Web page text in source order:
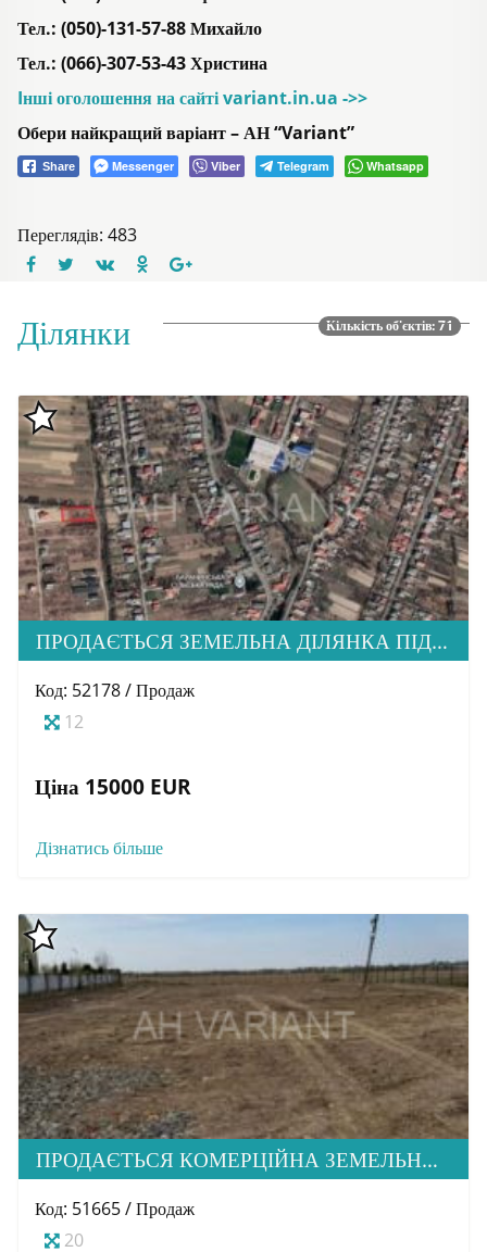
Тел.: (050)-131-57-88 Михайло
Тел.: (066)-307-53-43 Христина
Iнші оголошення на сайті variant.in.ua ->>
Обери найкращий варіант – АН “Variant”
Share Messenger Viber Telegram Whatsapp
Переглядів: 483
Ділянки Кількість об'єктів: 71
ПРОДАЄТЬСЯ ЗЕМЕЛЬНА ДІЛЯНКА ПІД ЗАБУДОВУ, С. БАРАНИНЦІ
Код: 52178 / Продаж
12
Ціна 15000 EUR
Дізнатись більше
ПРОДАЄТЬСЯ КОМЕРЦІЙНА ЗЕМЕЛЬНА ДІЛЯНКА ПРИ ЦЕНТРАЛЬНІЙ ДОРОЗІ В С. БАРВІНОК
Код: 51665 / Продаж
20